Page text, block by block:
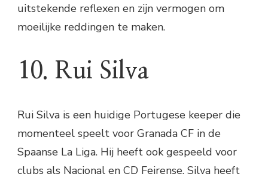
uitstekende reflexen en zijn vermogen om
moeilijke reddingen te maken.
10. Rui Silva
Rui Silva is een huidige Portugese keeper die
momenteel speelt voor Granada CF in de
Spaanse La Liga. Hij heeft ook gespeeld voor
clubs als Nacional en CD Feirense. Silva heeft